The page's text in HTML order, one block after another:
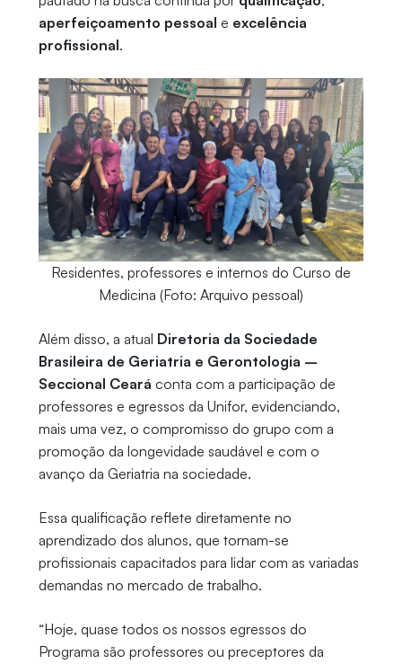
aperfeiçoamento pessoal e excelência
profissional.
Residentes, professores e internos do Curso de
Medicina (Foto: Arquivo pessoal)
Além disso, a atual Diretoria da Sociedade
Brasileira de Geriatria e Gerontologia –
Seccional Ceará conta com a participação de
professores e egressos da Unifor, evidenciando,
mais uma vez, o compromisso do grupo com a
promoção da longevidade saudável e com o
avanço da Geriatria na sociedade.
Essa qualificação reflete diretamente no
aprendizado dos alunos, que tornam-se
profissionais capacitados para lidar com as variadas
demandas no mercado de trabalho.
“Hoje, quase todos os nossos egressos do
Programa são professores ou preceptores da